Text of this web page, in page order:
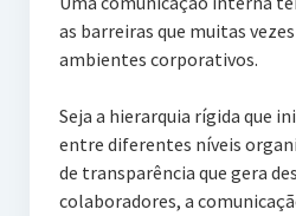
as barreiras que muitas
ambientes corporativos.
Seja a hierarquia rígida que
entre diferentes níveis
de transparência que gera
colaboradores, a